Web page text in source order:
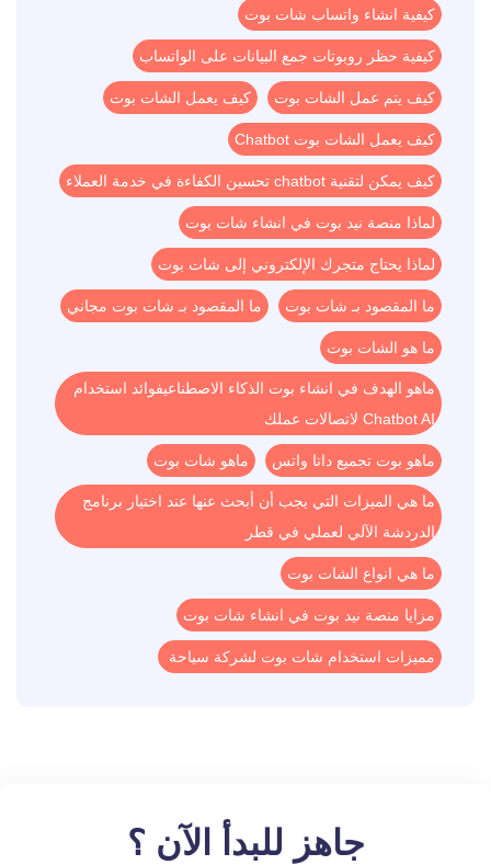
كيفية انشاء واتساب شات بوت
كيفية حظر روبوتات جمع البيانات على الواتساب
كيف يتم عمل الشات بوت كيف يعمل الشات بوت
كيف يعمل الشات بوت Chatbot
كيف يمكن لتقنية chatbot تحسين الكفاءة في خدمة العملاء
لماذا منصة نيد بوت في انشاء شات بوت
لماذا يحتاج متجرك الإلكتروني إلى شات بوت
ما المقصود بـ شات بوت ما المقصود بـ شات بوت مجاني
ما هو الشات بوت
ماهو الهدف في انشاء بوت الذكاء الاصطناعيفوائد استخدام
Chatbot AI لاتصالات عملك
ماهو بوت تجميع داتا واتس ماهو شات بوت
ما هي الميزات التي يجب أن أبحث عنها عند اختيار برنامج
الدردشة الآلي لعملي في قطر
ما هي انواع الشات بوت
مزايا منصة نيد بوت في انشاء شات بوت
مميزات استخدام شات بوت لشركة سياحة
جاهز للبدأ الآن ؟